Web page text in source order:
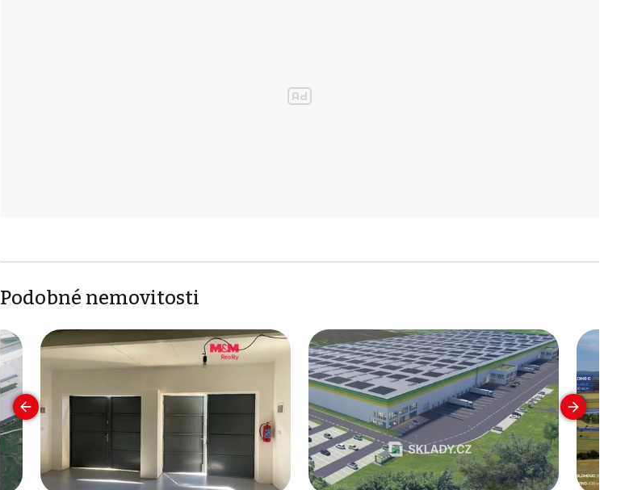
Podobné nemovitosti